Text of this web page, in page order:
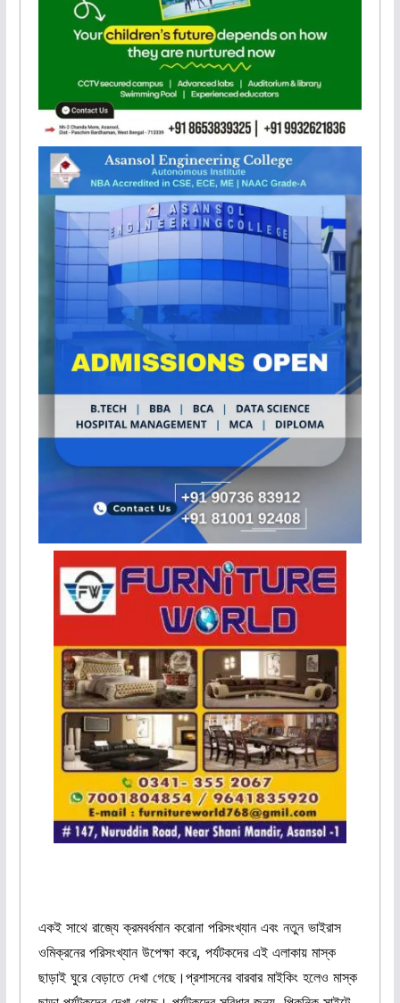
একই সাথে রাজ্যে ক্রমবর্ধমান করোনা পরিসংখ্যান এবং নতুন ভাইরাস
ওমিক্রনের পরিসংখ্যান উপেক্ষা করে, পর্যটকদের এই এলাকায় মাস্ক
ছাড়াই ঘুরে বেড়াতে দেখা গেছে।প্রশাসনের বারবার মাইকিং হলেও মাস্ক